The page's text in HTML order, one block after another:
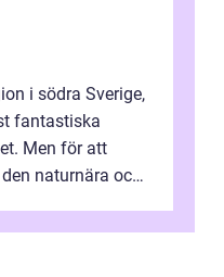
i södra Sverige,
fantastiska
Men för att
naturnära och